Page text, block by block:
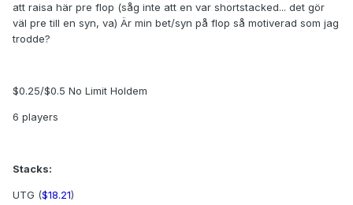
att raisa här pre flop (såg inte att en var shortstacked... det gör
väl pre till en syn, va) Är min bet/syn på flop så motiverad som jag
trodde?
$0.25/$0.5 No Limit Holdem
6 players
Stacks:
UTG ($18.21)